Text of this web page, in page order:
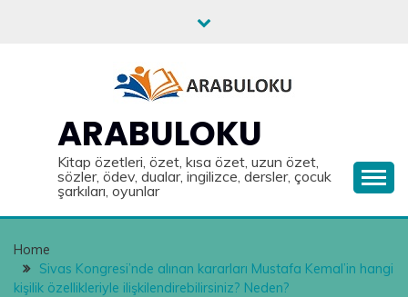
ARABULOKU
Kitap özetleri, özet, kısa özet, uzun özet,
sözler, ödev, dualar, ingilizce, dersler, çocuk
şarkıları, oyunlar
Home
Sivas Kongresi’nde alınan kararları Mustafa Kemal’in hangi
kişilik özellikleriyle ilişkilendirebilirsiniz? Neden?